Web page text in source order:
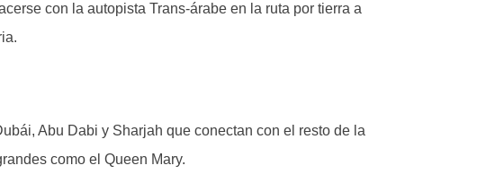
con la autopista Trans-árabe en la ruta por tierra a
Abu Dabi y Sharjah que conectan con el resto de la
como el Queen Mary.